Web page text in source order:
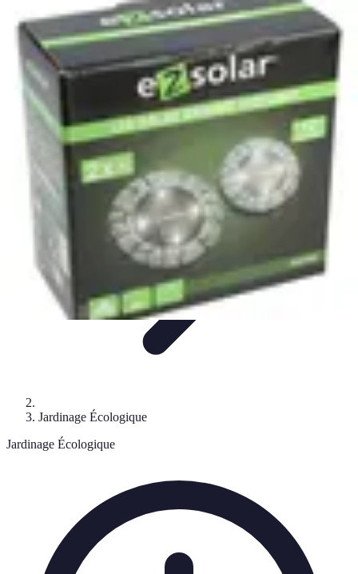
Conseils Jardinage
Entretien et AménagementEntretien des Plantes
jardinEntretien du JardinConseils Pratiques
Conseils Jardinage
Jardinage Écologique
Jardinage Écologique